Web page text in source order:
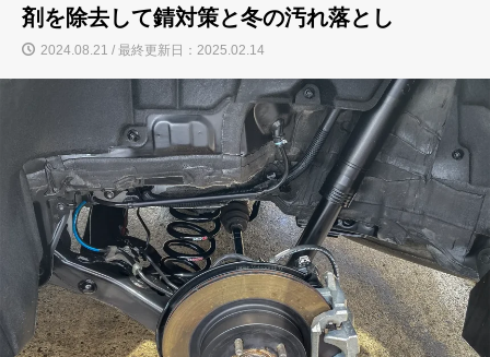
剤を除去して錆対策と冬の汚れ落とし
2024.08.21 / 最終更新日：2025.02.14